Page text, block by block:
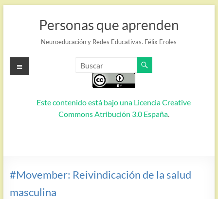
Personas que aprenden
Neuroeducación y Redes Educativas. Félix Eroles
Este contenido está bajo una Licencia Creative
Commons Atribución 3.0 España.
Menú
#Movember: Reivindicación de la salud
masculina